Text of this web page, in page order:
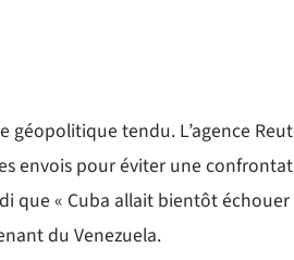
géopolitique tendu. L’agence
envois pour éviter une
que « Cuba allait bientôt
du Venezuela.